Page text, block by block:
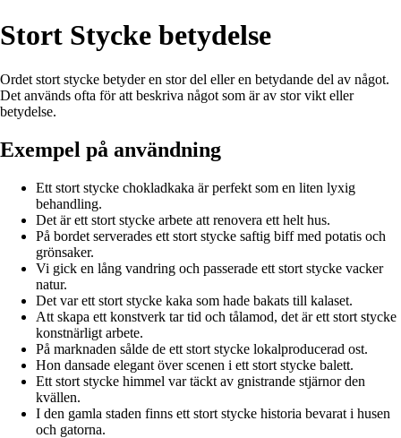
Stort Stycke betydelse
Ordet stort stycke betyder en stor del eller en betydande del av något.
Det används ofta för att beskriva något som är av stor vikt eller
betydelse.
Exempel på användning
Ett stort stycke chokladkaka är perfekt som en liten lyxig
behandling.
Det är ett stort stycke arbete att renovera ett helt hus.
På bordet serverades ett stort stycke saftig biff med potatis och
grönsaker.
Vi gick en lång vandring och passerade ett stort stycke vacker
natur.
Det var ett stort stycke kaka som hade bakats till kalaset.
Att skapa ett konstverk tar tid och tålamod, det är ett stort stycke
konstnärligt arbete.
På marknaden sålde de ett stort stycke lokalproducerad ost.
Hon dansade elegant över scenen i ett stort stycke balett.
Ett stort stycke himmel var täckt av gnistrande stjärnor den
kvällen.
I den gamla staden finns ett stort stycke historia bevarat i husen
och gatorna.